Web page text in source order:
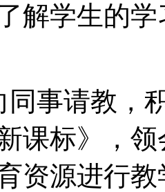
解学生的
同事请教，
课标》，
资源进行